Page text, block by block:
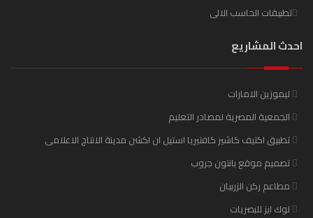
تطبيقات الحاسب الالى
احدث المشاريع
ليموزين الامارات
الجمعية المصرية لمصادر التعليم
تطبيق اكتيف كاشير كافتيريا استيل ان اكشن مدينة الانتاج الاعلامى
تصميم موقع بانتون جروب
مطاعم ركن الزربيان
لوك ايز للبصريات